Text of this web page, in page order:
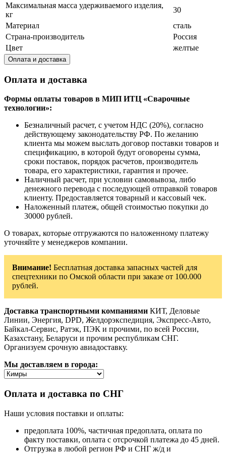
Максимальная масса удерживаемого изделия,
кг
30
Материал
сталь
Страна-производитель
Россия
Цвет
желтые
Оплата и доставка
Оплата и доставка
Формы оплаты товаров в МИП ИТЦ «Сварочные
технологии»:
Безналичный расчет, с учетом НДС (20%), согласно
действующему законодательству РФ. По желанию
клиента мы можем выслать договор поставки товаров и
спецификацию, в которой будут оговорены сумма,
сроки поставок, порядок расчетов, производитель
товара, его характеристики, гарантия и прочее.
Наличный расчет, при условии самовывоза, либо
денежного перевода с последующей отправкой товаров
клиенту. Предоставляется товарный и кассовый чек.
Наложенный платеж, общей стоимостью покупки до
30000 рублей.
О товарах, которые отгружаются по наложенному платежу
уточняйте у менеджеров компании.
Внимание! Бесплатная доставка запасных частей для
спецтехники по Омской области при заказе от 100.000
рублей.
Доставка транспортными компаниями КИТ, Деловые
Линии, Энергия, DPD, Желдорэкспедиция, Экспресс-Авто,
Байкал-Сервис, Ратэк, ПЭК и прочими, по всей России,
Казахстану, Беларуси и прочим республикам СНГ.
Организуем срочную авиадоставку.
Мы доставляем в города:
Оплата и доставка по СНГ
Наши условия поставки и оплаты:
предоплата 100%, частичная предоплата, оплата по
факту поставки, оплата с отсрочкой платежа до 45 дней.
Отгрузка в любой регион РФ и СНГ ж/д и